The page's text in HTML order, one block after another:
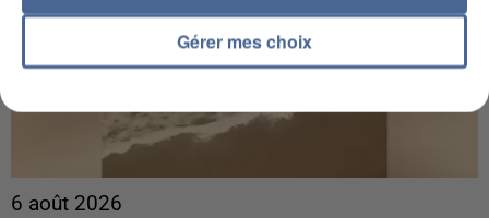
6 août 2026
Gérer mes choix